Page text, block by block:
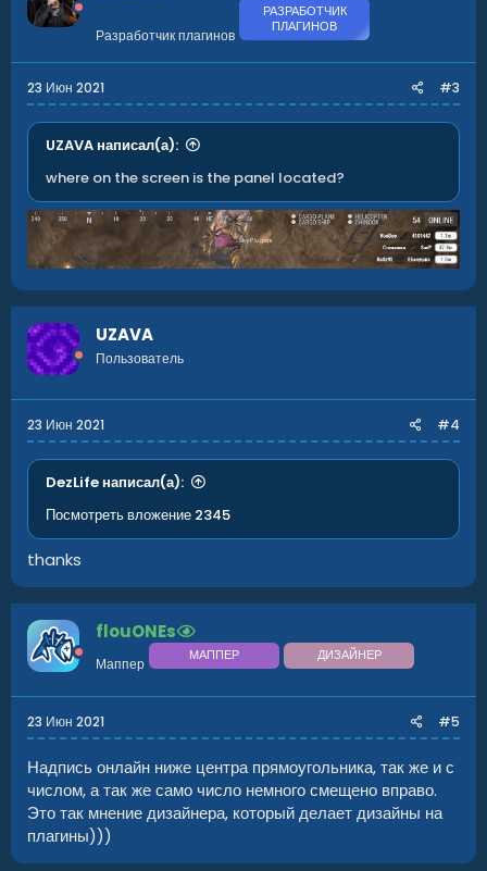
Разработчик плагинов
РАЗРАБОТЧИК
ПЛАГИНОВ
23 Июн 2021 #3
UZAVA написал(а):
where on the screen is the panel located?
UZAVA
Пользователь
23 Июн 2021 #4
DezLife написал(а):
Посмотреть вложение 2345
thanks
flouONEs
Маппер МАППЕР ДИЗАЙНЕР
23 Июн 2021 #5
Надпись онлайн ниже центра прямоугольника, так же и с
числом, а так же само число немного смещено вправо.
Это так мнение дизайнера, который делает дизайны на
плагины)))